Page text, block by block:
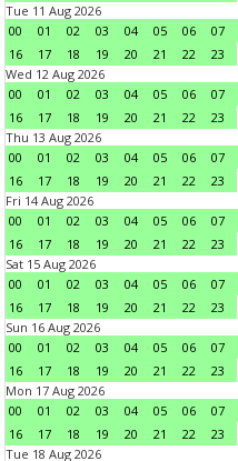
Tue 11 Aug 2026
00
01 02 03 04 05 06 07
16
17 18 19 20 21 22
23
Wed 12 Aug 2026
00
01 02 03 04 05 06 07
16
17 18 19 20 21 22
23
Thu 13 Aug 2026
00
01 02 03 04 05 06 07
16
17 18 19 20 21 22
23
Fri 14 Aug 2026
00
01 02 03 04 05 06 07
16
17 18 19 20 21 22
23
Sat 15 Aug 2026
00
01 02 03 04 05 06 07
16
17 18 19 20 21 22
23
Sun 16 Aug 2026
00
01 02 03 04 05 06 07
16
17 18 19 20 21 22
23
Mon 17 Aug 2026
00
01 02 03 04 05 06 07
16
17 18 19 20 21 22
23
Tue 18 Aug 2026